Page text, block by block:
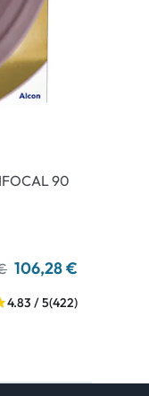
90
106,28 €
4.83 / 5(422)